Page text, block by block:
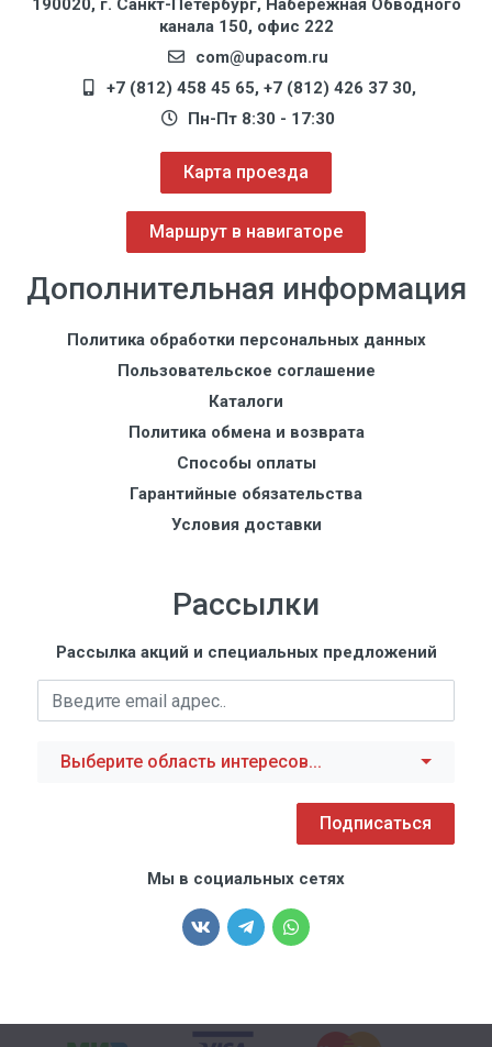
190020, г. Санкт-Петербург, Набережная Обводного
канала 150, офис 222
com@upacom.ru
+7 (812) 458 45 65, +7 (812) 426 37 30,
Пн-Пт 8:30 - 17:30
Карта проезда
Маршрут в навигаторе
Дополнительная информация
Политика обработки персональных данных
Пользовательское соглашение
Каталоги
Политика обмена и возврата
Способы оплаты
Гарантийные обязательства
Условия доставки
Рассылки
Рассылка акций и специальных предложений
Выберите область интересов...
Подписаться
Мы в социальных сетях